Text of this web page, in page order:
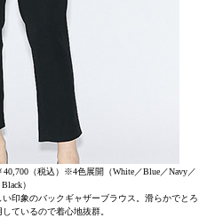
40,700（税込）※4色展開（White／Blue／Navy／
Black）
印象のバックギャザーブラウス。滑らかでとろ
ているので着心地抜群。